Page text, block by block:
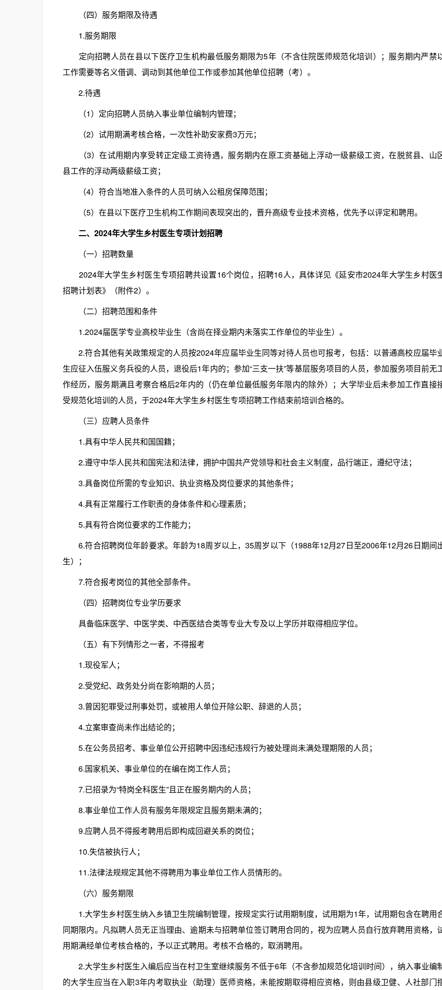
（四）服务期限及待遇
1.服务期限
定向招聘人员在县以下医疗卫生机构最低服务期限为5年（不含住院医师规范化培训）；服务期内严禁
工作需要等名义借调、调动到其他单位工作或参加其他单位招聘（考）。
2.待遇
（1）定向招聘人员纳入事业单位编制内管理；
（2）试用期满考核合格，一次性补助安家费3万元；
（3）在试用期内享受转正定级工资待遇，服务期内在原工资基础上浮动一级薪级工资，在脱贫县、山
县工作的浮动两级薪级工资；
（4）符合当地准入条件的人员可纳入公租房保障范围；
（5）在县以下医疗卫生机构工作期间表现突出的，晋升高级专业技术资格，优先予以评定和聘用。
二、2024年大学生乡村医生专项计划招聘
（一）招聘数量
2024年大学生乡村医生专项招聘共设置16个岗位，招聘16人，具体详见《延安市2024年大学生乡村医
招聘计划表》（附件2）。
（二）招聘范围和条件
1.2024届医学专业高校毕业生（含尚在择业期内未落实工作单位的毕业生）。
2.符合其他有关政策规定的人员按2024年应届毕业生同等对待人员也可报考，包括：以普通高校应届毕
生应征入伍服义务兵役的人员，退役后1年内的；参加“三支一扶”等基层服务项目的人员，参加服务项目前无
作经历，服务期满且考察合格后2年内的（仍在单位最低服务年限内的除外）；大学毕业后未参加工作直接
受规范化培训的人员，于2024年大学生乡村医生专项招聘工作结束前培训合格的。
（三）应聘人员条件
1.具有中华人民共和国国籍；
2.遵守中华人民共和国宪法和法律，拥护中国共产党领导和社会主义制度，品行端正，遵纪守法；
3.具备岗位所需的专业知识、执业资格及岗位要求的其他条件；
4.具有正常履行工作职责的身体条件和心理素质；
5.具有符合岗位要求的工作能力；
6.符合招聘岗位年龄要求。年龄为18周岁以上，35周岁以下（1988年12月27日至2006年12月26日期间
生）；
7.符合报考岗位的其他全部条件。
（四）招聘岗位专业学历要求
具备临床医学、中医学类、中西医结合类等专业大专及以上学历并取得相应学位。
（五）有下列情形之一者，不得报考
1.现役军人；
2.受党纪、政务处分尚在影响期的人员；
3.曾因犯罪受过刑事处罚，或被用人单位开除公职、辞退的人员；
4.立案审查尚未作出结论的；
5.在公务员招考、事业单位公开招聘中因违纪违规行为被处理尚未满处理期限的人员；
6.国家机关、事业单位的在编在岗工作人员；
7.已招录为“特岗全科医生”且正在服务期内的人员；
8.事业单位工作人员有服务年限规定且服务期未满的；
9.应聘人员不得报考聘用后即构成回避关系的岗位；
10.失信被执行人；
11.法律法规规定其他不得聘用为事业单位工作人员情形的。
（六）服务期限
1.大学生乡村医生纳入乡镇卫生院编制管理，按规定实行试用期制度，试用期为1年，试用期包含在聘用
同期限内。凡拟聘人员无正当理由、逾期未与招聘单位签订聘用合同的，视为应聘人员自行放弃聘用资格，
用期满经单位考核合格的，予以正式聘用。考核不合格的，取消聘用。
2.大学生乡村医生入编后应当在村卫生室继续服务不低于6年（不含参加规范化培训时间），纳入事业编
的大学生应当在入职3年内考取执业（助理）医师资格，未能按期取得相应资格，则由县级卫健、人社部门